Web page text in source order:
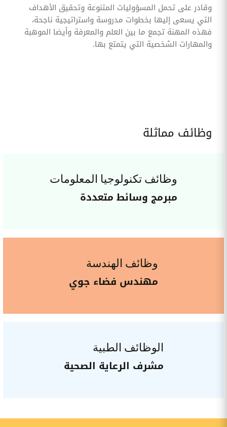
وقادر على تحمل المسؤوليات المتنوعة وتحقيق الأهداف
التي يسعى إليها بخطوات مدروسة واستراتيجية ناجحة،
فهذه المهنة تجمع ما بين العلم والمعرفة وأيضا الموهبة
والمهارات الشخصية التي يتمتع بها.
وظائف مماثلة
وظائف تكنولوجيا المعلومات
مبرمج وسائط متعددة
وظائف الهندسة
مهندس فضاء جوي
الوظائف الطبية
مشرف الرعاية الصحية